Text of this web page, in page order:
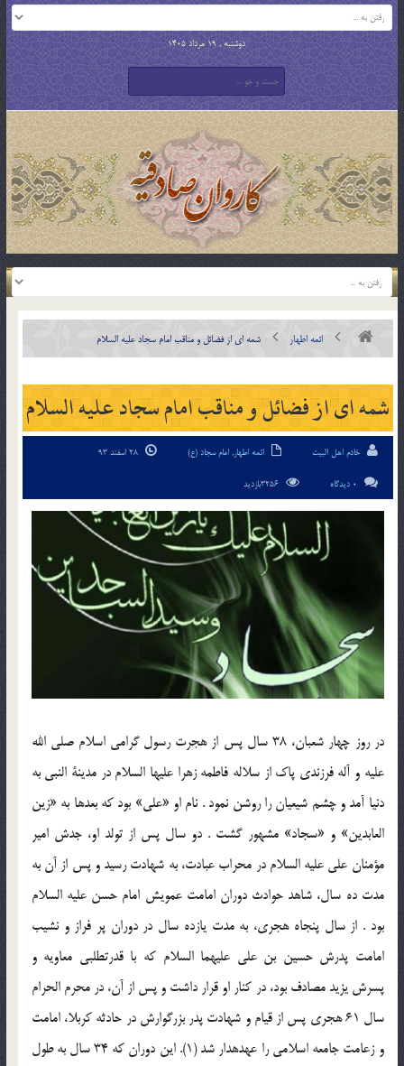
دوشنبه , 19 مرداد 1405
ائمه اطهار شمه ‏ای از فضائل و مناقب امام سجاد علیه السلام
شمه ‏ای از فضائل و مناقب امام سجاد علیه السلام
خادم اهل البیت ائمه اطهار, امام سجاد (ع)
0 دیدگاه
در روز چهار شعبان، 38 سال پس از هجرت رسول گرامی اسلام صلی الله
علیه و آله فرزندی پاک از سلاله فاطمه زهرا علیها السلام در مدینة النبی به
دنیا آمد و چشم شیعیان را روشن نمود . نام او «علی‏» بود که بعدها به «زین
العابدین‏» و «سجاد» مشهور گشت . دو سال پس از تولد او، جدش امیر
مؤمنان علی علیه السلام در محراب عبادت، به شهادت رسید و پس از آن به
مدت ده سال، شاهد حوادث دوران امامت عمویش امام حسن علیه السلام
بود . از سال پنجاه هجری، به مدت یازده سال در دوران پر فراز و نشیب
امامت پدرش حسین بن علی علیهما السلام که با قدرت‏طلبی معاویه و
پسرش یزید مصادف بود، در کنار او قرار داشت و پس از آن، در محرم الحرام
سال 61 هجری پس از قیام و شهادت پدر بزرگوارش در حادثه کربلا، امامت
و زعامت جامعه اسلامی را عهده‏دار شد (1). این دوران که 34 سال به طول